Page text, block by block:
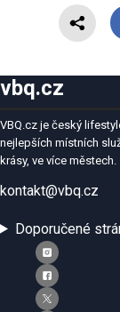
vbq.cz
VBQ.cz je český
nejlepších místních
krásy, ve více městech.
kontakt@vbq.cz
Doporučené